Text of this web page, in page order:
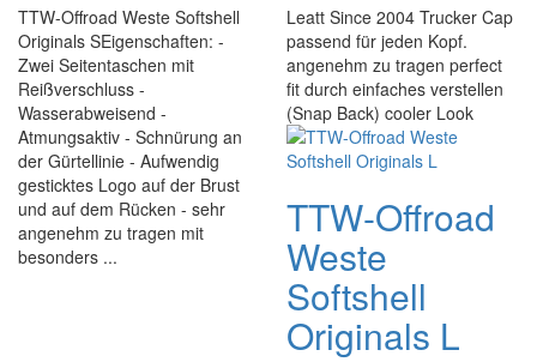
TTW-Offroad Weste Softshell
Originals SEigenschaften: -
Zwei Seitentaschen mit
Reißverschluss -
Wasserabweisend -
Atmungsaktiv - Schnürung an
der Gürtellinie - Aufwendig
gesticktes Logo auf der Brust
und auf dem Rücken - sehr
angenehm zu tragen mit
besonders ...
Leatt Since 2004 Trucker Cap
passend für jeden Kopf.
angenehm zu tragen perfect
fit durch einfaches verstellen
(Snap Back) cooler Look
TTW-Offroad
Weste
Softshell
Originals L